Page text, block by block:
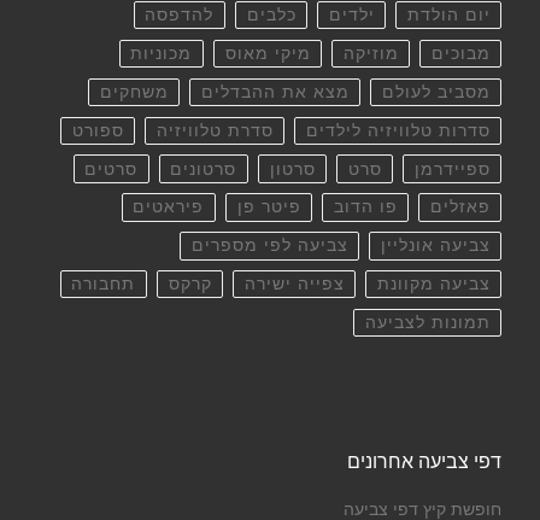
יום הולדת ילדים כלבים להדפסה
מבוכים מוזיקה מיקי מאוס מכוניות
מסביב לעולם מצא את ההבדלים משחקים
סדרות טלוויזיה לילדים סדרת טלוויזיה ספורט
ספיידרמן סרט סרטון סרטונים סרטים
פאזלים פו הדוב פיטר פן פיראטים
צביעה אונליין צביעה לפי מספרים
צביעה מקוונת צפייה ישירה קרקס תחבורה
תמונות לצביעה
דפי צביעה אחרונים
חופשת קיץ דפי צביעה